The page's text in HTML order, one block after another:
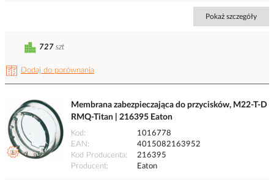
Pokaż szczegóły
Dodaj do porównania
727 szt
Membrana zabezpieczająca do przycisków, M22-T-D
RMQ-Titan | 216395 Eaton
Kod
1016778
EAN
4015082163952
Kod Producenta
216395
Producent
Eaton